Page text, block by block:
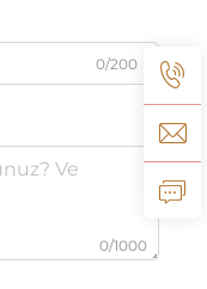
0/200
0/1000